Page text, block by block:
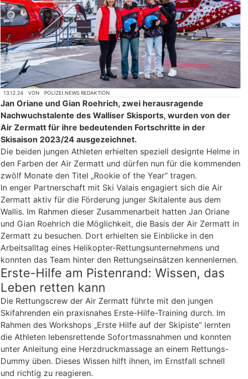
13.12.24 VON POLIZEI.NEWS REDAKTION
Jan Oriane und Gian Roehrich, zwei herausragende
Nachwuchstalente des Walliser Skisports, wurden von der
Air Zermatt für ihre bedeutenden Fortschritte in der
Skisaison 2023/24 ausgezeichnet.
Die beiden jungen Athleten erhielten speziell designte Helme in
den Farben der Air Zermatt und dürfen nun für die kommenden
zwölf Monate den Titel „Rookie of the Year“ tragen.
In enger Partnerschaft mit Ski Valais engagiert sich die Air
Zermatt aktiv für die Förderung junger Skitalente aus dem
Wallis. Im Rahmen dieser Zusammenarbeit hatten Jan Oriane
und Gian Roehrich die Möglichkeit, die Basis der Air Zermatt in
Zermatt zu besuchen. Dort erhielten sie Einblicke in den
Arbeitsalltag eines Helikopter-Rettungsunternehmens und
konnten das Team hinter den Rettungseinsätzen kennenlernen.
Erste-Hilfe am Pistenrand: Wissen, das
Leben retten kann
Die Rettungscrew der Air Zermatt führte mit den jungen
Skifahrenden ein praxisnahes Erste-Hilfe-Training durch. Im
Rahmen des Workshops „Erste Hilfe auf der Skipiste“ lernten
die Athleten lebensrettende Sofortmassnahmen und konnten
unter Anleitung eine Herzdruckmassage an einem Rettungs-
Dummy üben. Dieses Wissen hilft ihnen, im Ernstfall schnell
und richtig zu reagieren.